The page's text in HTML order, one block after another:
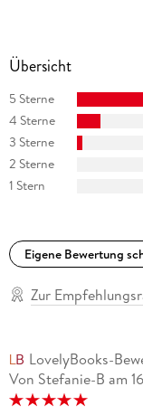
Übersicht
5 Sterne
4 Sterne
3 Sterne
2 Sterne
1 Stern
Eigene Bewertung
Zur
LovelyBooks-
Von Stefanie-B am